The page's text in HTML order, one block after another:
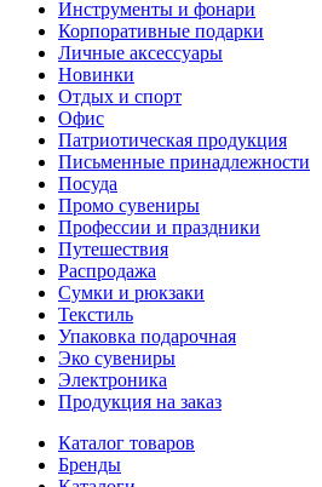
Инструменты и фонари
Корпоративные подарки
Личные аксессуары
Новинки
Отдых и спорт
Офис
Патриотическая продукция
Письменные принадлежности
Посуда
Промо сувениры
Профессии и праздники
Путешествия
Распродажа
Сумки и рюкзаки
Текстиль
Упаковка подарочная
Эко сувениры
Электроника
Продукция на заказ
Каталог товаров
Бренды